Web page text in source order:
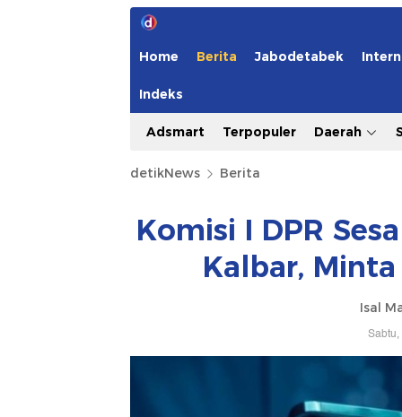
Home Berita Jabodetabek
Indeks
Adsmart Terpopuler Daerah
detikNews Berita
Komisi I DPR
Kalbar,
Isal